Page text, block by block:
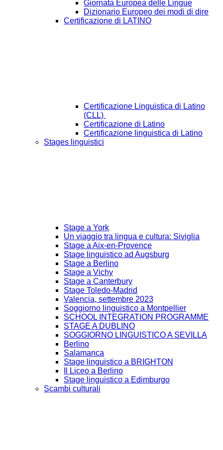
Giornata Europea delle Lingue
Dizionario Europeo dei modi di dire
Certificazione di LATINO
Certificazione Linguistica di Latino
(CLL)
Certificazione di Latino
Certificazione linguistica di Latino
Stages linguistici
Stage a York
Un viaggio tra lingua e cultura: Siviglia
Stage a Aix-en-Provence
Stage linguistico ad Augsburg
Stage a Berlino
Stage a Vichy
Stage a Canterbury
Stage Toledo-Madrid
Valencia, settembre 2023
Soggiorno linguistico a Montpellier
SCHOOL INTEGRATION PROGRAMME
STAGE A DUBLINO
SOGGIORNO LINGUISTICO A SEVILLA
Berlino
Salamanca
Stage linguistico a BRIGHTON
Il Liceo a Berlino
Stage linguistico a Edimburgo
Scambi culturali